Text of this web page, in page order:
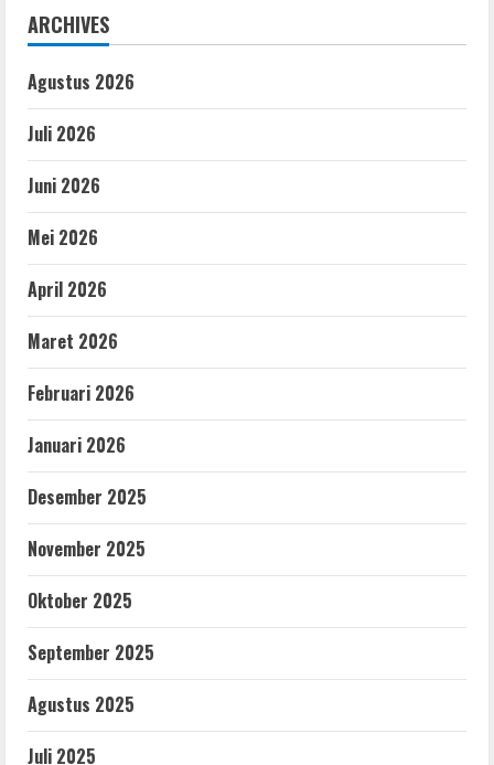
ARCHIVES
Agustus 2026
Juli 2026
Juni 2026
Mei 2026
April 2026
Maret 2026
Februari 2026
Januari 2026
Desember 2025
November 2025
Oktober 2025
September 2025
Agustus 2025
Juli 2025